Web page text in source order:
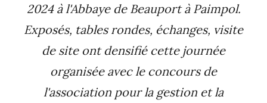
2024 à l'Abbaye de Beauport à Paimpol.
Exposés, tables rondes, échanges, visite
de site ont densifié cette journée
organisée avec le concours de
l'association pour la gestion et la